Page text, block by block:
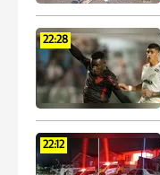
22:28
22:12